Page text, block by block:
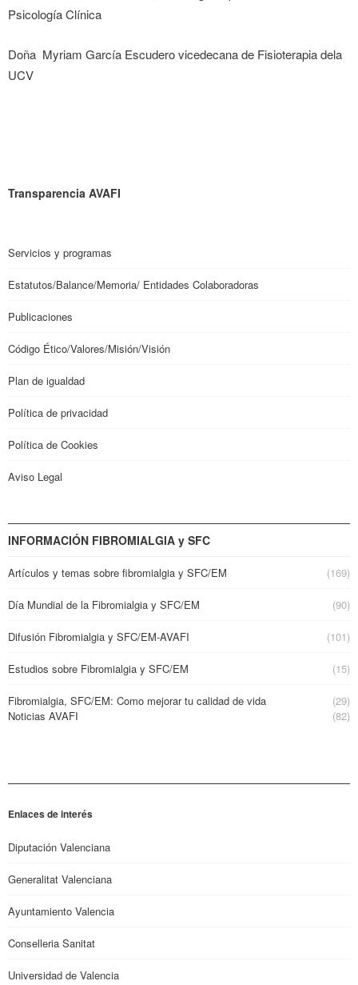
Psicología Clínica
Doña Myriam García Escudero vicedecana de Fisioterapia dela
UCV
Transparencia AVAFI
Servicios y programas
Estatutos/Balance/Memoria/ Entidades Colaboradoras
Publicaciones
Código Ético/Valores/Misión/Visión
Plan de igualdad
Política de privacidad
Política de Cookies
Aviso Legal
INFORMACIÓN FIBROMIALGIA y SFC
Artículos y temas sobre fibromialgia y SFC/EM (169)
Día Mundial de la Fibromialgia y SFC/EM (90)
Difusión Fibromialgia y SFC/EM-AVAFI (101)
Estudios sobre Fibromialgia y SFC/EM (15)
Fibromialgia, SFC/EM: Como mejorar tu calidad de vida
(29)
Noticias AVAFI
(82)
Enlaces de interés
Diputación Valenciana
Generalitat Valenciana
Ayuntamiento Valencia
Conselleria Sanitat
Universidad de Valencia